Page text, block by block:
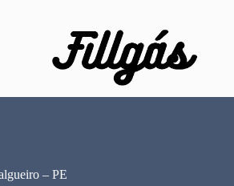
– PE